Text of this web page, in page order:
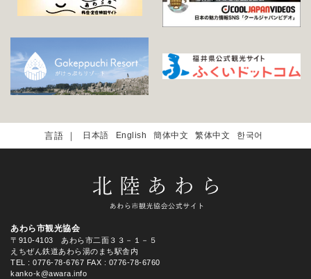
日本語 English 簡体中文 繁体中文 한국어
あわら市観光協会
〒910-4103 あわら市二面３３－１－５
えちぜん鉄道あわら湯のまち駅舎内
TEL
: 0776-78-6767 FAX : 0776-78-6760
kanko-k@awara.info